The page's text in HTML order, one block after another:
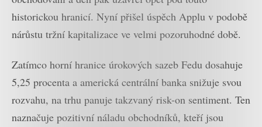
historickou hranicí. Nyní přišel úspěch Applu v podobě
nárůstu tržní kapitalizace ve velmi pozoruhodné době.
Zatímco horní hranice úrokových sazeb Fedu dosahuje
5,25 procenta a americká centrální banka snižuje svou
rozvahu, na trhu panuje takzvaný risk-on sentiment. Ten
naznačuje pozitivní náladu obchodníků, kteří jsou